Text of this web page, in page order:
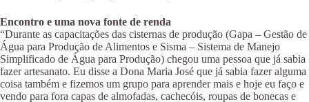
Encontro e uma nova fonte de renda
“Durante as capacitações das cisternas de produção (Gapa – Gestão de
Água para Produção de Alimentos e Sisma – Sistema de Manejo
Simplificado de Água para Produção) chegou uma pessoa que já sabia
fazer artesanato. Eu disse a Dona Maria José que já sabia fazer alguma
coisa também e fizemos um grupo para aprender mais e hoje eu faço e
vendo para fora capas de almofadas, cachecóis, roupas de bonecas e